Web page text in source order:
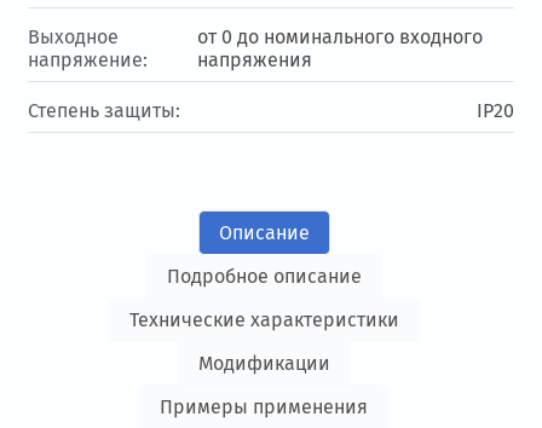
Выходное
напряжение:
от 0 до номинального входного
напряжения
Степень защиты: IP20
Описание
Подробное описание
Технические характеристики
Модификации
Примеры применения